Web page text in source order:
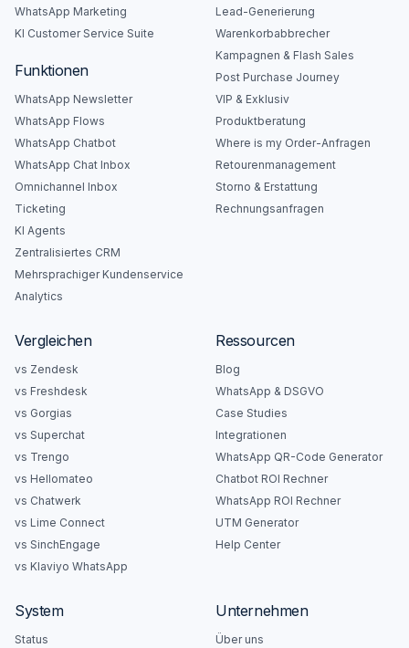
WhatsApp Marketing
KI Customer Service Suite
Funktionen
WhatsApp Newsletter
WhatsApp Flows
WhatsApp Chatbot
WhatsApp Chat Inbox
Omnichannel Inbox
Ticketing
KI Agents
Zentralisiertes CRM
Mehrsprachiger Kundenservice
Analytics
Lead-Generierung
Warenkorbabbrecher
Kampagnen & Flash Sales
Post Purchase Journey
VIP & Exklusiv
Produktberatung
Where is my Order-Anfragen
Retourenmanagement
Storno & Erstattung
Rechnungsanfragen
Vergleichen
vs Zendesk
vs Freshdesk
vs Gorgias
vs Superchat
vs Trengo
vs Hellomateo
vs Chatwerk
vs Lime Connect
vs SinchEngage
vs Klaviyo WhatsApp
Ressourcen
Blog
WhatsApp & DSGVO
Case Studies
Integrationen
WhatsApp QR-Code Generator
Chatbot ROI Rechner
WhatsApp ROI Rechner
UTM Generator
Help Center
System
Status
Unternehmen
Über uns